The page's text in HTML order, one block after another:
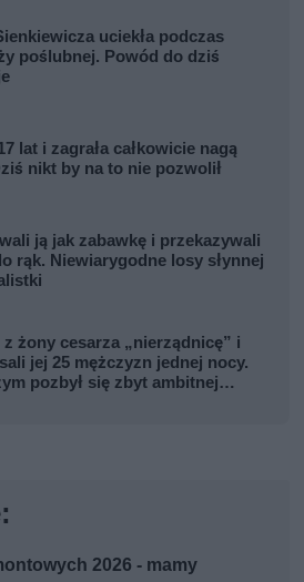
uciekła podczas
poślubnej. Powód do dziś
lat i zagrała całkowicie nagą
nikt by na to nie pozwolił
ją jak zabawkę i przekazywali
rąk. Niewiarygodne losy słynnej
żony cesarza „nierządnicę” i
jej 25 mężczyzn jednej nocy.
pozbył się zbyt ambitnej
2026 - mamy